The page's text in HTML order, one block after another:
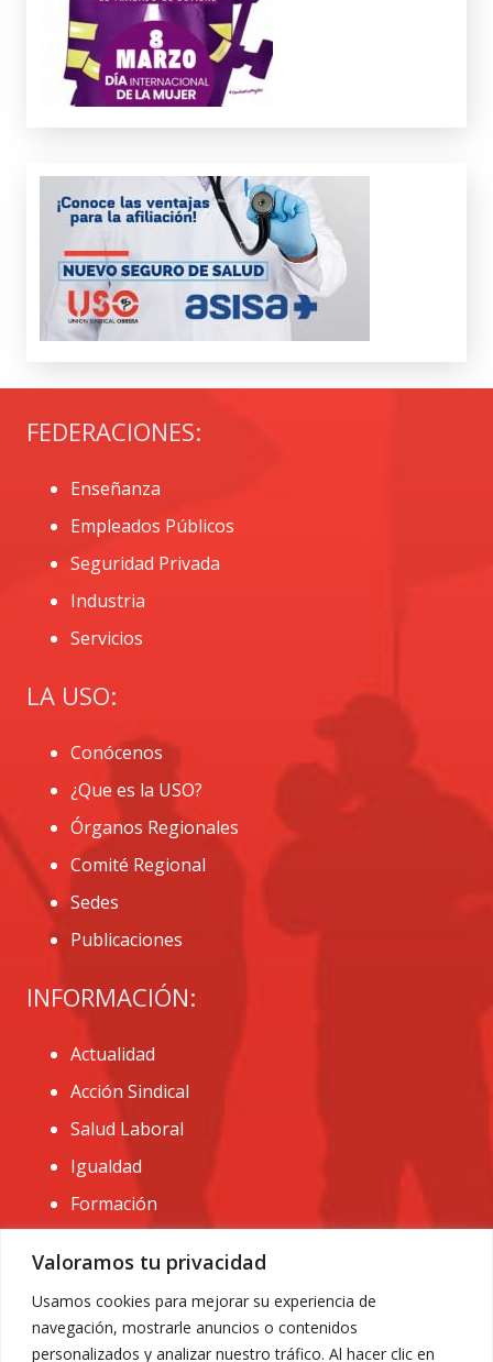
Valoramos tu privacidad
Usamos cookies para mejorar su experiencia de
navegación, mostrarle anuncios o contenidos
personalizados y analizar nuestro tráfico. Al hacer clic en
FEDERACIONES:
Enseñanza
Empleados Públicos
Seguridad Privada
Industria
Servicios
LA USO:
Conócenos
¿Que es la USO?
Órganos Regionales
Comité Regional
Sedes
Publicaciones
INFORMACIÓN:
Actualidad
Acción Sindical
Salud Laboral
Igualdad
Formación
CONTACTO:
administracion@usomurcia.org
968 25 01 20